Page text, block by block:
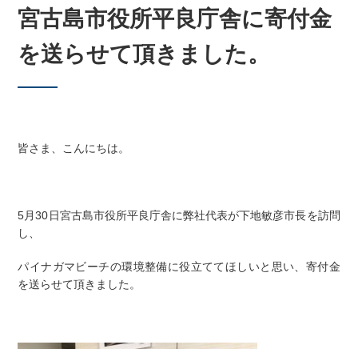
宮古島市役所平良庁舎に寄付金
を送らせて頂きました。
皆さま、こんにちは。
5月30日宮古島市役所平良庁舎に弊社代表が下地敏彦市長を訪問
し、
パイナガマビーチの環境整備に役立ててほしいと思い、寄付金
を送らせて頂きました。